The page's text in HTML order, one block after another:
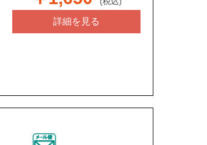
詳細を見る